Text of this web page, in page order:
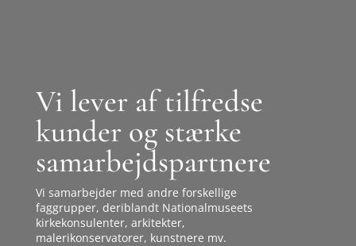
Vi lever af tilfredse
kunder og stærke
samarbejdspartnere
Vi samarbejder med andre forskellige
faggrupper, deriblandt Nationalmuseets
kirkekonsulenter, arkitekter,
malerikonservatorer, kunstnere mv.